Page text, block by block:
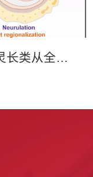
杜鹏课题组首次在体外重现灵长类从全能样状态至早期器官发生的发育过程